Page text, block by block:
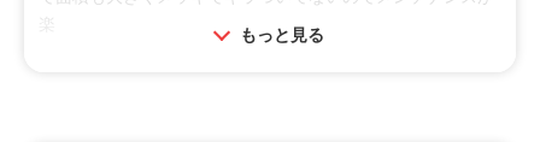
もっと見る